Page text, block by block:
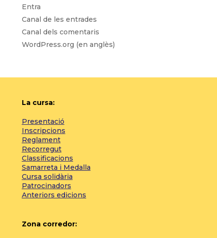
Entra
Canal de les entrades
Canal dels comentaris
WordPress.org (en anglès)
La cursa:
Presentació
Inscripcions
Reglament
Recorregut
Classificacions
Samarreta i Medalla
Cursa solidària
Patrocinadors
Anteriors edicions
Zona corredor: